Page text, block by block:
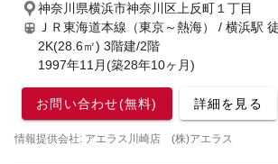
神奈川県横浜市神奈川区上反町１丁目
ＪＲ東海道本線（東京～熱海） / 横浜駅
2K(28.6㎡) 3階建/2階
1997年11月(築28年10ヶ月)
お問い合わせ(無料) 詳細を見る
情報提供会社: アエラス川崎店 (株)アエラス